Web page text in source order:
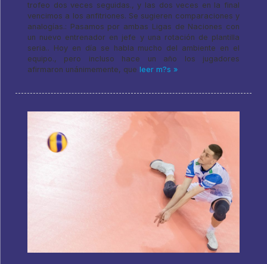
trofeo dos veces seguidas., y las dos veces en la final
vencimos a los anfitriones. Se sugieren comparaciones y
analogías.: Pasamos por ambas Ligas de Naciones con
un nuevo entrenador en jefe y una rotación de plantilla
seria.. Hoy en día se habla mucho del ambiente en el
equipo., pero incluso hace un año los jugadores
afirmaron unánimemente, que leer m?s »